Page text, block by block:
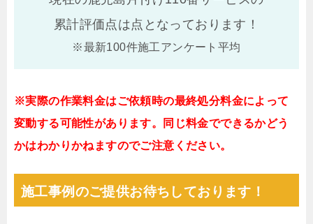
累計評価点は点となっております！
※最新100件施工アンケート平均
※実際の作業料金はご依頼時の最終処分料金によって
変動する可能性があります。同じ料金でできるかどう
かはわかりかねますのでご注意ください。
施工事例のご提供お待ちしております！